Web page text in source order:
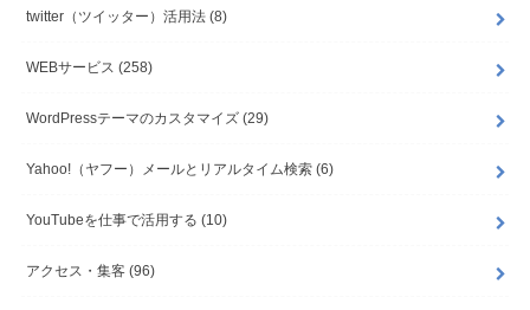
twitter（ツイッター）活用法 (8)
WEBサービス (258)
WordPressテーマのカスタマイズ (29)
Yahoo!（ヤフー）メールとリアルタイム検索 (6)
YouTubeを仕事で活用する (10)
アクセス・集客 (96)